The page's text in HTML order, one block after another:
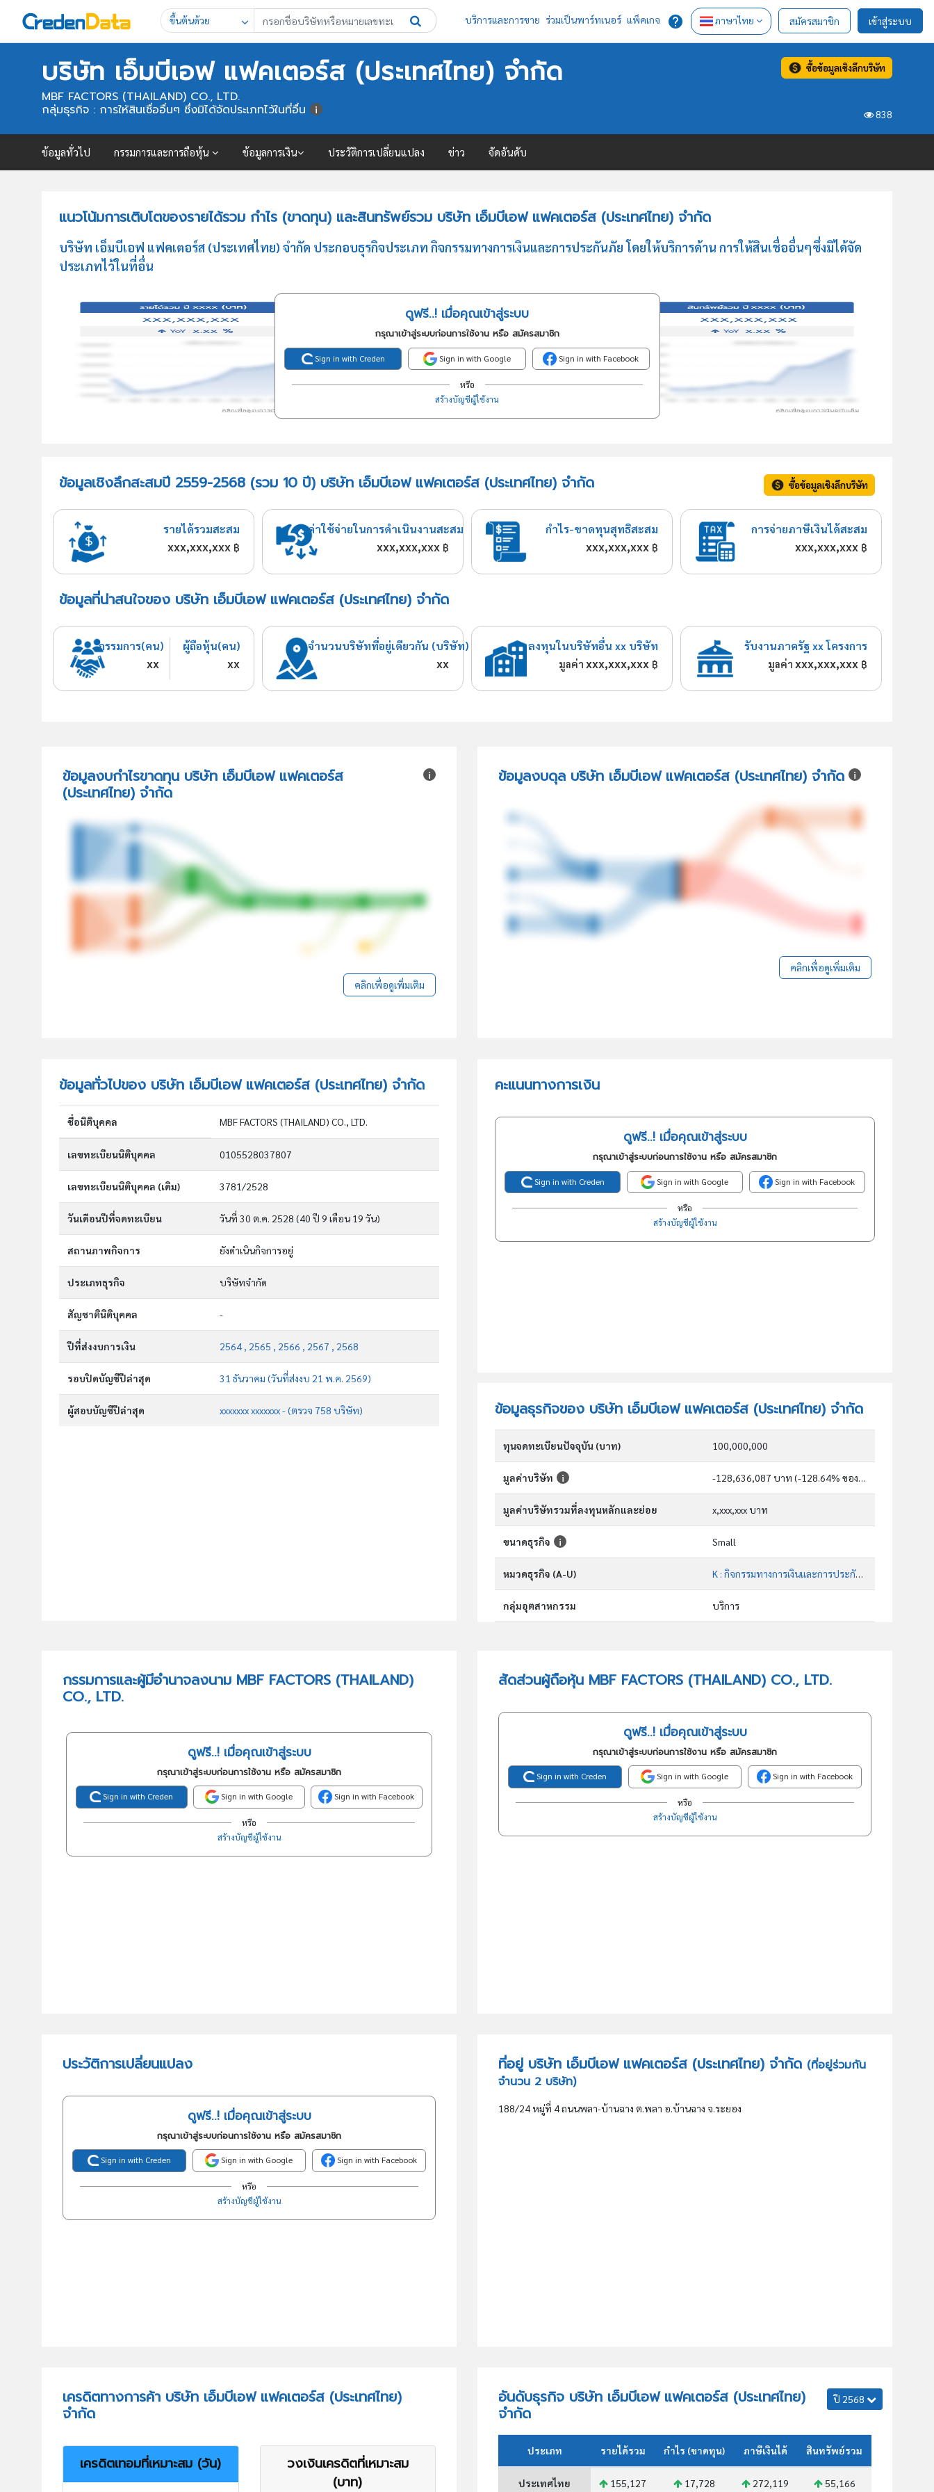
ขึ้นต้นด้วย บริการและการขาย ร่วมเป็นพาร์ทเนอร์ แพ็คเกจ ภาษาไทย สมัครสมาชิก เข้าสู่ระบบ
บริษัท เอ็มบีเอฟ แฟคเตอร์ส (ประเทศไทย) จำกัด ซื้อข้อมูลเชิงลึกบริษัท
MBF FACTORS (THAILAND) CO., LTD.
838
กลุ่มธุรกิจ : การให้สินเชื่ออื่นๆ ซึ่งมิได้จัดประเภทไว้ในที่อื่น
ข้อมูลทั่วไป กรรมการและการถือหุ้น ข้อมูลการเงิน ประวัติการเปลี่ยนแปลง ข่าว จัดอันดับ
แนวโน้มการเติบโตของรายได้รวม กำไร (ขาดทุน) และสินทรัพย์รวม บริษัท เอ็มบีเอฟ แฟคเตอร์ส (ประเทศไทย) จำกัด
บริษัท เอ็มบีเอฟ แฟคเตอร์ส (ประเทศไทย) จำกัด ประกอบธุรกิจประเภท กิจกรรมทางการเงินและการประกันภัย โดยให้บริการด้าน การให้สินเชื่ออื่นๆซึ่งมิได้จัด
ประเภทไว้ในที่อื่น
ดูฟรี..! เมื่อคุณเข้าสู่ระบบ
กรุณาเข้าสู่ระบบก่อนการใช้งาน หรือ สมัครสมาชิก
Sign in with Creden Sign in with Google Sign in with Facebook
หรือ
สร้างบัญชีผู้ใช้งาน
ข้อมูลเชิงลึกสะสมปี 2559-2568 (รวม 10 ปี) บริษัท เอ็มบีเอฟ แฟคเตอร์ส (ประเทศไทย) จำกัด ซื้อข้อมูลเชิงลึกบริษัท
รายได้รวมสะสม
xxx,xxx,xxx ฿
ค่าใช้จ่ายในการดำเนินงานสะสม
xxx,xxx,xxx ฿
กำไร-ขาดทุนสุทธิสะสม
xxx,xxx,xxx ฿
การจ่ายภาษีเงินได้สะสม
xxx,xxx,xxx ฿
ข้อมูลที่น่าสนใจของ บริษัท เอ็มบีเอฟ แฟคเตอร์ส (ประเทศไทย) จำกัด
กรรมการ(คน)
xx
ผู้ถือหุ้น(คน)
xx
จำนวนบริษัทที่อยู่เดียวกัน (บริษัท)
xx
ลงทุนในบริษัทอื่น xx บริษัท
มูลค่าxxx,xxx,xxx ฿
รับงานภาครัฐ xx โครงการ
มูลค่าxxx,xxx,xxx ฿
ข้อมูลงบกำไรขาดทุน บริษัท เอ็มบีเอฟ แฟคเตอร์ส
(ประเทศไทย) จำกัด
คลิกเพื่อดูเพิ่มเติม
ข้อมูลงบดุล บริษัท เอ็มบีเอฟ แฟคเตอร์ส (ประเทศไทย) จำกัด
คลิกเพื่อดูเพิ่มเติม
ข้อมูลทั่วไปของ บริษัท เอ็มบีเอฟ แฟคเตอร์ส (ประเทศไทย) จำกัด
ชื่อนิติบุคคล MBF FACTORS (THAILAND) CO., LTD.
เลขทะเบียนนิติบุคคล 0105528037807
เลขทะเบียนนิติบุคคล (เดิม) 3781/2528
วันเดือนปีที่จดทะเบียน วันที่ 30 ต.ค. 2528 (40 ปี 9 เดือน 19 วัน)
สถานภาพกิจการ ยังดำเนินกิจการอยู่
ประเภทธุรกิจ บริษัทจำกัด
สัญชาตินิติบุคคล -
ปีที่ส่งงบการเงิน 2564 , 2565 , 2566 , 2567 , 2568
รอบปิดบัญชีปีล่าสุด 31 ธันวาคม (วันที่ส่งงบ 21 พ.ค. 2569)
ผู้สอบบัญชีปีล่าสุด xxxxxxx xxxxxxx - (ตรวจ 758 บริษัท)
คะแนนทางการเงิน
ดูฟรี..! เมื่อคุณเข้าสู่ระบบ
กรุณาเข้าสู่ระบบก่อนการใช้งาน หรือ สมัครสมาชิก
Sign in with Creden Sign in with Google Sign in with Facebook
หรือ
สร้างบัญชีผู้ใช้งาน
ข้อมูลธุรกิจของ บริษัท เอ็มบีเอฟ แฟคเตอร์ส (ประเทศไทย) จำกัด
ทุนจดทะเบียนปัจจุบัน (บาท) 100,000,000
มูลค่าบริษัท -128,636,087 บาท (-128.64% ของทุน)
มูลค่าบริษัทรวมที่ลงทุนหลักและย่อย x,xxx,xxx บาท
ขนาดธุรกิจ Small
หมวดธุรกิจ (A-U) K : กิจกรรมทางการเงินและการประกันภัย
กลุ่มอุตสาหกรรม บริการ
กรรมการและผู้มีอำนาจลงนาม MBF FACTORS (THAILAND)
CO., LTD.
ดูฟรี..! เมื่อคุณเข้าสู่ระบบ
กรุณาเข้าสู่ระบบก่อนการใช้งาน หรือ สมัครสมาชิก
Sign in with Creden Sign in with Google Sign in with Facebook
หรือ
สร้างบัญชีผู้ใช้งาน
สัดส่วนผู้ถือหุ้น MBF FACTORS (THAILAND) CO., LTD.
ดูฟรี..! เมื่อคุณเข้าสู่ระบบ
กรุณาเข้าสู่ระบบก่อนการใช้งาน หรือ สมัครสมาชิก
Sign in with Creden Sign in with Google Sign in with Facebook
หรือ
สร้างบัญชีผู้ใช้งาน
ประวัติการเปลี่ยนแปลง
ดูฟรี..! เมื่อคุณเข้าสู่ระบบ
กรุณาเข้าสู่ระบบก่อนการใช้งาน หรือ สมัครสมาชิก
Sign in with Creden Sign in with Google Sign in with Facebook
หรือ
สร้างบัญชีผู้ใช้งาน
ที่อยู่ บริษัท เอ็มบีเอฟ แฟคเตอร์ส (ประเทศไทย) จำกัด (ที่อยู่ร่วมกัน
จำนวน 2 บริษัท)
188/24 หมู่ที่ 4 ถนนพลา-บ้านฉาง ต.พลา อ.บ้านฉาง จ.ระยอง
เครดิตทางการค้า บริษัท เอ็มบีเอฟ แฟคเตอร์ส (ประเทศไทย)
จำกัด
เครดิตเทอมที่เหมาะสม (วัน)
วงเงินเครดิตที่เหมาะสม
(บาท)
อันดับธุรกิจ บริษัท เอ็มบีเอฟ แฟคเตอร์ส (ประเทศไทย)
จำกัด
ปี 2568
ประเภท รายได้รวม กำไร (ขาดทุน) ภาษีเงินได้ สินทรัพย์รวม
ประเทศไทย 155,127 17,728 272,119 55,166